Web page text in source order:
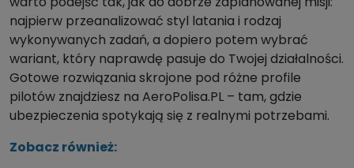
najpierw przeanalizować styl latania i rodzaj
wykonywanych zadań, a dopiero potem wybrać
wariant, który naprawdę pasuje do Twojej działalności.
Gotowe rozwiązania skrojone pod różne profile
pilotów znajdziesz na AeroPolisa.PL – tam, gdzie
ubezpieczenia spotykają się z realnymi potrzebami.
Zobacz również: